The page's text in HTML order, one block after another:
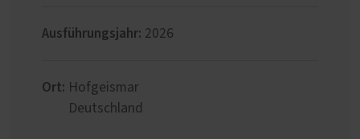
Ausführungsjahr: 2026
Ort: Hofgeismar
Deutschland